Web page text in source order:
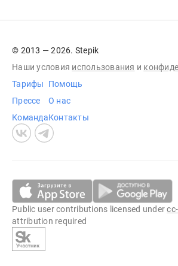
© 2013 — 2026. Stepik
Наши условия использования и
Тарифы
Прессе
Команда
Помощь
О нас
Контакты
Public user contributions licensed under
attribution required